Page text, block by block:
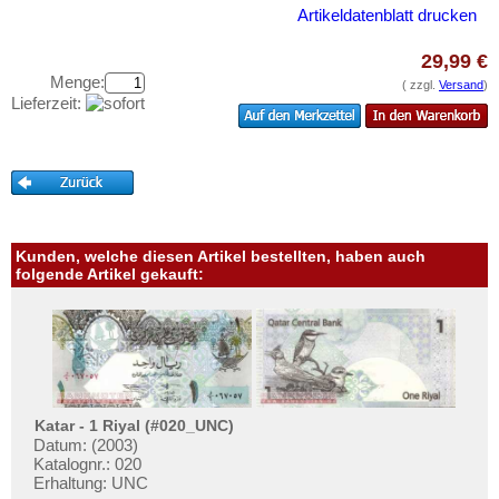
Martinique
Mexiko
Nicaragua
Niederländische Antillen
Paraguay
St. Kitts
St. Lucia
St. Pierre & Miquelon
St. Vincent
Surinam
Kataloge
Aufbewahrung
Ihre Bewertungen
Informationen
Preislisten
Ankauf
Erhaltungsgrade
Gratisbanknoten
FAQ
Artikeldatenblatt drucken
Menge:
Lieferzeit:
29,99 €
( zzgl. Versand)
Kunden, welche diesen Artikel bestellten, haben auch
folgende Artikel gekauft:
Katar - 1 Riyal (#020_UNC)
Datum: (2003)
Katalognr.: 020
Erhaltung: UNC